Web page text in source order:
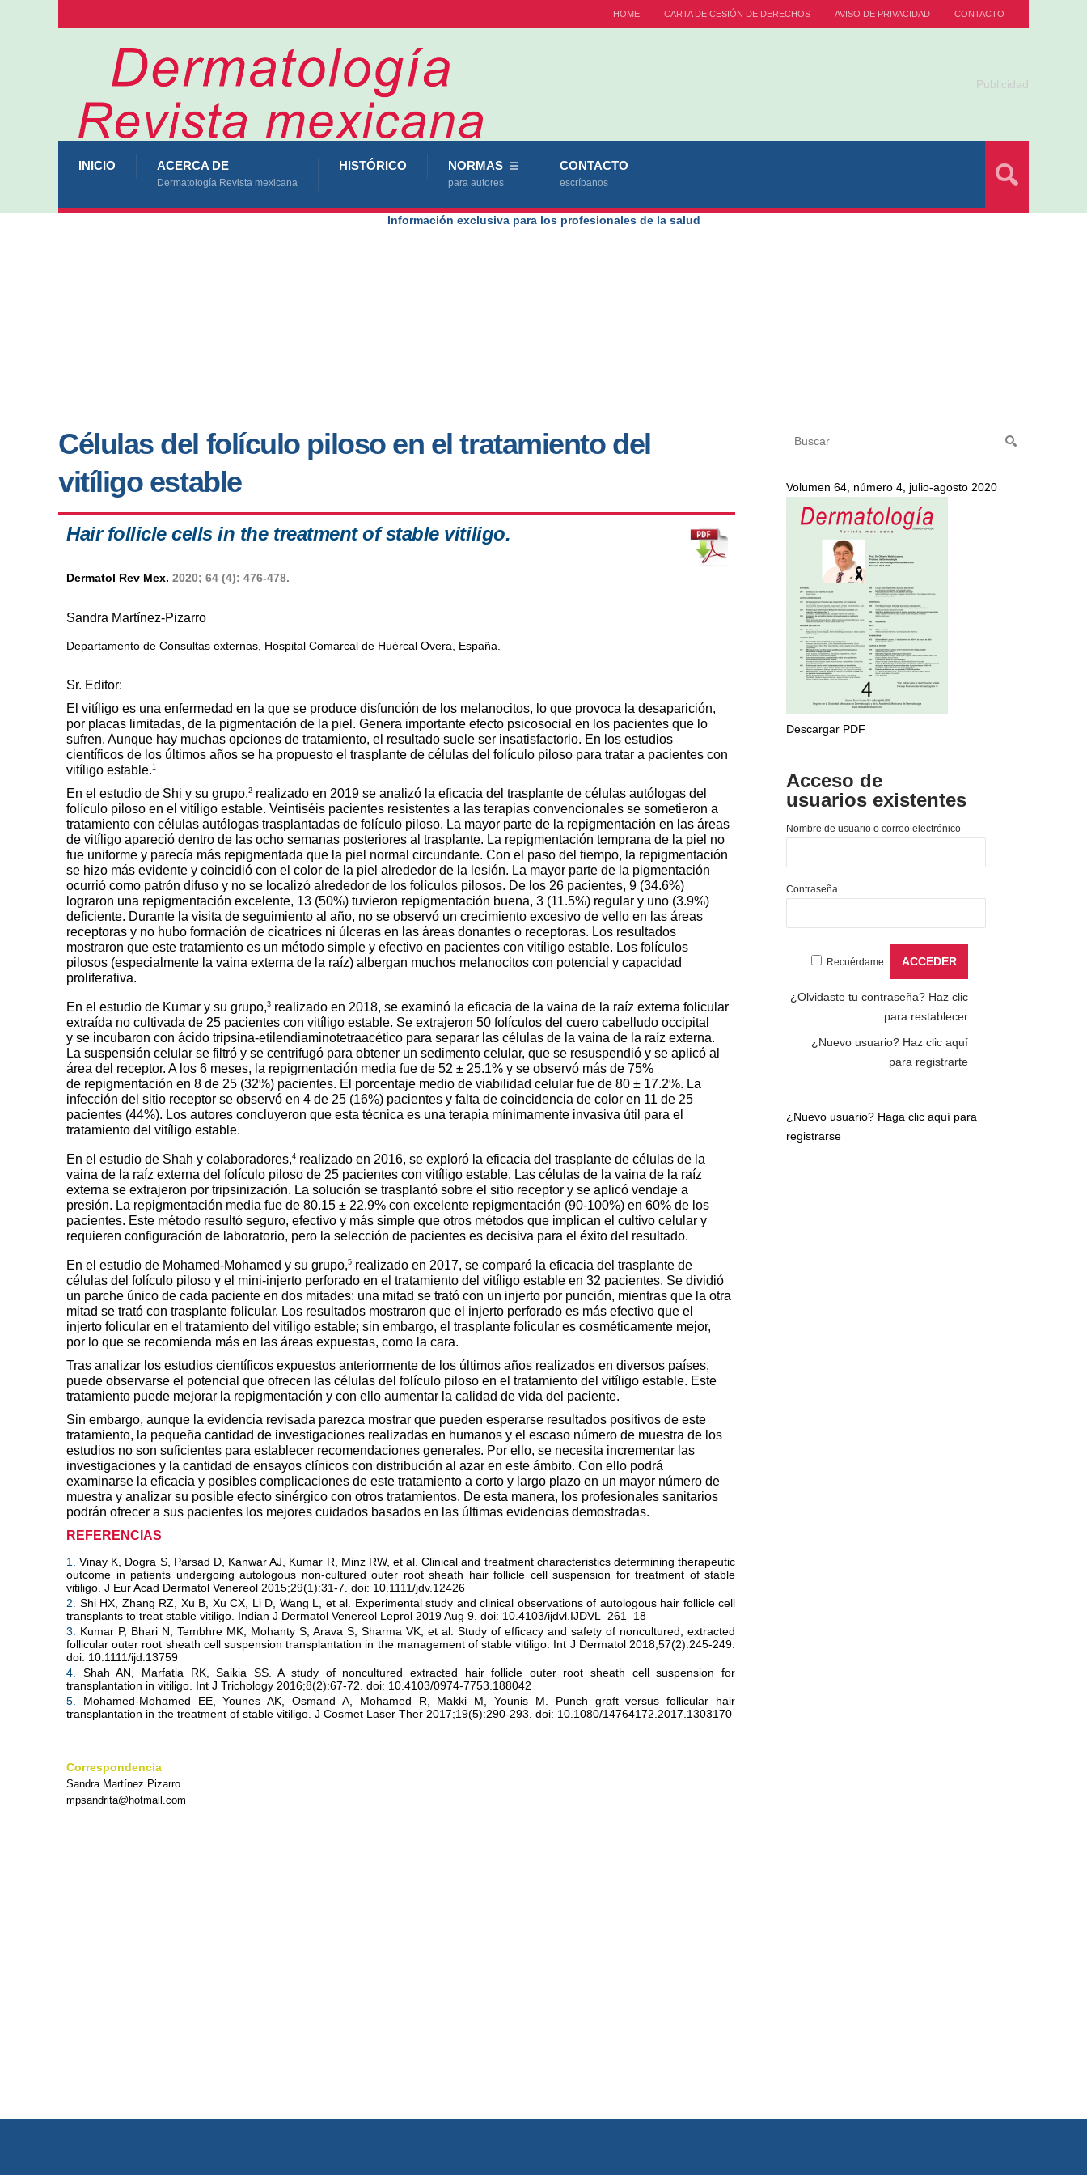
HOME CARTA DE CESIÓN DE DERECHOS AVISO DE PRIVACIDAD CONTACTO
Publicidad
INICIO ACERCA DE
Dermatología Revista mexicana
HISTÓRICO NORMAS
para autores
CONTACTO
escríbanos
Información exclusiva para los profesionales de la salud
Células del folículo piloso en el tratamiento del
vitíligo estable
Hair follicle cells in the treatment of stable vitiligo.
Dermatol Rev Mex. 2020; 64 (4): 476-478.
Sandra Martínez-Pizarro
Departamento de Consultas externas, Hospital Comarcal de Huércal Overa, España.
Sr. Editor:
El vitíligo es una enfermedad en la que se produce disfunción de los melanocitos, lo que provoca la desaparición,
por placas limitadas, de la pigmentación de la piel. Genera importante efecto psicosocial en los pacientes que lo
sufren. Aunque hay muchas opciones de tratamiento, el resultado suele ser insatisfactorio. En los estudios
científicos de los últimos años se ha propuesto el trasplante de células del folículo piloso para tratar a pacientes con
vitíligo estable.1
En el estudio de Shi y su grupo,2 realizado en 2019 se analizó la eficacia del trasplante de células autólogas del
folículo piloso en el vitíligo estable. Veintiséis pacientes resistentes a las terapias convencionales se sometieron a
tratamiento con células autólogas trasplantadas de folículo piloso. La mayor parte de la repigmentación en las áreas
de vitíligo apareció dentro de las ocho semanas posteriores al trasplante. La repigmentación temprana de la piel no
fue uniforme y parecía más repigmentada que la piel normal circundante. Con el paso del tiempo, la repigmentación
se hizo más evidente y coincidió con el color de la piel alrededor de la lesión. La mayor parte de la pigmentación
ocurrió como patrón difuso y no se localizó alrededor de los folículos pilosos. De los 26 pacientes, 9 (34.6%)
lograron una repigmentación excelente, 13 (50%) tuvieron repigmentación buena, 3 (11.5%) regular y uno (3.9%)
deficiente. Durante la visita de seguimiento al año, no se observó un crecimiento excesivo de vello en las áreas
receptoras y no hubo formación de cicatrices ni úlceras en las áreas donantes o receptoras. Los resultados
mostraron que este tratamiento es un método simple y efectivo en pacientes con vitíligo estable. Los folículos
pilosos (especialmente la vaina externa de la raíz) albergan muchos melanocitos con potencial y capacidad
proliferativa.
En el estudio de Kumar y su grupo,3 realizado en 2018, se examinó la eficacia de la vaina de la raíz externa folicular
extraída no cultivada de 25 pacientes con vitíligo estable. Se extrajeron 50 folículos del cuero cabelludo occipital
y se incubaron con ácido tripsina-etilendiaminotetraacético para separar las células de la vaina de la raíz externa.
La suspensión celular se filtró y se centrifugó para obtener un sedimento celular, que se resuspendió y se aplicó al
área del receptor. A los 6 meses, la repigmentación media fue de 52 ± 25.1% y se observó más de 75%
de repigmentación en 8 de 25 (32%) pacientes. El porcentaje medio de viabilidad celular fue de 80 ± 17.2%. La
infección del sitio receptor se observó en 4 de 25 (16%) pacientes y falta de coincidencia de color en 11 de 25
pacientes (44%). Los autores concluyeron que esta técnica es una terapia mínimamente invasiva útil para el
tratamiento del vitíligo estable.
En el estudio de Shah y colaboradores,4 realizado en 2016, se exploró la eficacia del trasplante de células de la
vaina de la raíz externa del folículo piloso de 25 pacientes con vitíligo estable. Las células de la vaina de la raíz
externa se extrajeron por tripsinización. La solución se trasplantó sobre el sitio receptor y se aplicó vendaje a
presión. La repigmentación media fue de 80.15 ± 22.9% con excelente repigmentación (90-100%) en 60% de los
pacientes. Este método resultó seguro, efectivo y más simple que otros métodos que implican el cultivo celular y
requieren configuración de laboratorio, pero la selección de pacientes es decisiva para el éxito del resultado.
En el estudio de Mohamed-Mohamed y su grupo,5 realizado en 2017, se comparó la eficacia del trasplante de
células del folículo piloso y el mini-injerto perforado en el tratamiento del vitíligo estable en 32 pacientes. Se dividió
un parche único de cada paciente en dos mitades: una mitad se trató con un injerto por punción, mientras que la otra
mitad se trató con trasplante folicular. Los resultados mostraron que el injerto perforado es más efectivo que el
injerto folicular en el tratamiento del vitíligo estable; sin embargo, el trasplante folicular es cosméticamente mejor,
por lo que se recomienda más en las áreas expuestas, como la cara.
Tras analizar los estudios científicos expuestos anteriormente de los últimos años realizados en diversos países,
puede observarse el potencial que ofrecen las células del folículo piloso en el tratamiento del vitíligo estable. Este
tratamiento puede mejorar la repigmentación y con ello aumentar la calidad de vida del paciente.
Sin embargo, aunque la evidencia revisada parezca mostrar que pueden esperarse resultados positivos de este
tratamiento, la pequeña cantidad de investigaciones realizadas en humanos y el escaso número de muestra de los
estudios no son suficientes para establecer recomendaciones generales. Por ello, se necesita incrementar las
investigaciones y la cantidad de ensayos clínicos con distribución al azar en este ámbito. Con ello podrá
examinarse la eficacia y posibles complicaciones de este tratamiento a corto y largo plazo en un mayor número de
muestra y analizar su posible efecto sinérgico con otros tratamientos. De esta manera, los profesionales sanitarios
podrán ofrecer a sus pacientes los mejores cuidados basados en las últimas evidencias demostradas.
REFERENCIAS
1. Vinay K, Dogra S, Parsad D, Kanwar AJ, Kumar R, Minz RW, et al . Clinical and treatment characteristics determining therapeutic
outcome in patients undergoing autologous non-cultured outer root sheath hair follicle cell suspension for treatment of stable
vitiligo. J Eur Acad Dermatol Venereol 2015;29(1):31-7. doi: 10.1111/jdv.12426
2.
Shi HX, Zhang RZ, Xu B , Xu CX, Li D, Wang L, et al. Experimentalstudy and clinical observations of autologous hair follicle cell
transplants to treat stable vitiligo. Indian J Dermatol Venereol Leprol 2019 Aug 9. doi: 10.4103/ijdvl.IJDVL_261_18
3.
Kumar P, Bhari N, Tembhre MK, Mohanty S, Arava S, Sharma VK, et al. Study of efficacy and safety of noncultured, extracted
follicular outer root sheath cell suspension transplantation in the management ofstable vitiligo. Int J Dermatol 2018;57(2):245-249.
doi: 10.1111/ijd.13759
4.
Shah AN , Marfatia RK, Saikia SS. A study of noncultured extracted hairfollicle outer root sheath cell suspension for
transplantation in vitiligo. Int J Trichology 2016;8(2):67-72. doi: 10.4103/0974-7753.188042
5.
Mohamed-Mohamed EE, Younes AK, Osmand A, Mohamed R, Makki M, Younis M. Punch graft versus follicular hair
transplantation in the treatment of stable vitiligo. J Cosmet Laser Ther 2017;19(5):290-293. doi: 10.1080/14764172.2017.1303170
Correspondencia
Sandra Martínez Pizarro
mpsandrita@hotmail.com
Volumen 64, número 4, julio-agosto 2020
Descargar PDF
Acceso de
usuarios existentes
Nombre de usuario o correo electrónico
Contraseña
Recuérdame
¿Olvidaste tu contraseña? Haz clic
para restablecer
¿Nuevo usuario? Haz clic aquí
para registrarte
¿Nuevo usuario? Haga clic aquí para
registrarse